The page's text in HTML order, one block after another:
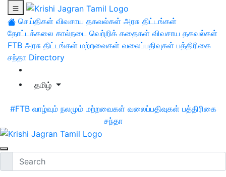
செய்திகள் விவசாய தகவல்கள் அரசு திட்டங்கள்
தோட்டக்கலை கால்நடை வெற்றிக் கதைகள் விவசாய தகவல்கள்
FTB அரசு திட்டங்கள் மற்றவைகள் வலைப்பதிவுகள் பத்திரிகை
சந்தா Directory
தமிழ்
#FTB வாழ்வும் நலமும் மற்றவைகள் வலைப்பதிவுகள் பத்திரிகை
சந்தா